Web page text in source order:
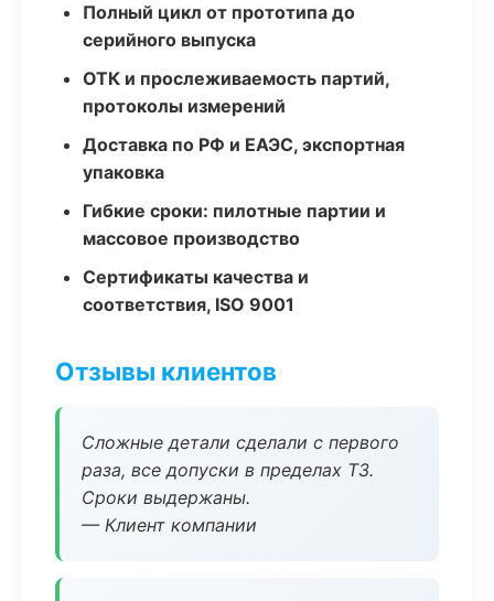
Полный цикл от прототипа до
серийного выпуска
ОТК и прослеживаемость партий,
протоколы измерений
Доставка по РФ и ЕАЭС, экспортная
упаковка
Гибкие сроки: пилотные партии и
массовое производство
Сертификаты качества и
соответствия, ISO 9001
Отзывы клиентов
Сложные детали сделали с первого
раза, все допуски в пределах ТЗ.
Сроки выдержаны.
— Клиент компании